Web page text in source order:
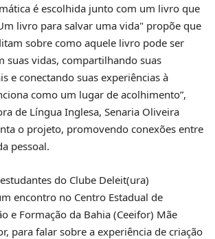
é escolhida junto com um livro que
livro para salvar uma vida" propõe que
sobre como aquele livro pode ser
suas vidas, compartilhando suas
e conectando suas experiências à
como um lugar de acolhimento”,
de Língua Inglesa, Senaria Oliveira
o projeto, promovendo conexões entre
pessoal.
do Clube Deleit(ura)
encontro no Centro Estadual de
e Formação da Bahia (Ceeifor) Mãe
para falar sobre a experiência de criação